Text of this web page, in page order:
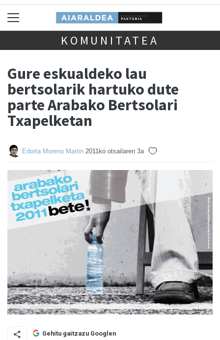
KOMUNITATEA
Gure eskualdeko lau
bertsolarik hartuko dute
parte Arabako Bertsolari
Txapelketan
Edorta Moreno Martin 2011ko otsailaren 3a
Gehitu gaitzazu Googlen